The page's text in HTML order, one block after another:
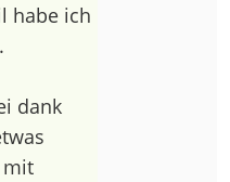
habe ich
dank
mit